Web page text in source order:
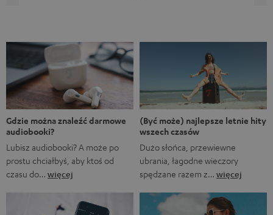
Marvela A gdyby…?, w którym rozgrywane są
alternatywne historie z FUM. Oczywiście fani Marvela
natychmiast rozpoznają, że pierwsze trzy tytuły to filmy
Marvela, podczas gdy ostatnie to tytuły obecnych lub
nadchodzących seriali. […]
Gdzie można znaleźć darmowe
audiobooki?
Lubisz audiobooki? A może po
prostu chciałbyś, aby ktoś od
czasu do… więcej
(Być może) najlepsze letnie hity
wszech czasów
Dużo słońca, przewiewne
ubrania, łagodne wieczory
spędzane razem z… więcej